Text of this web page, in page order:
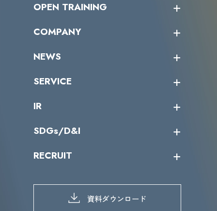
OPEN TRAINING
受講者の声
COMPANY
トップメッセージ
ミッション／ビジョン
パートナー企業一覧
NEWS
サイバーニュース
SERVICE
カテゴリー別サービス一覧
IR
IRカレンダー
IRライブラリー
よくあるご質問
SDGs/D&I
当グループのマテリアリティ
SDGs推進体制
D&Iの取り組み
RECRUIT
募集職種一覧
メッセージ
メンバーインタビュー
資料ダウンロード